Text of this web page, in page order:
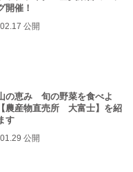
開催！
公開
の恵み 旬の野菜を食べよ
農産物直売所 大富士】を紹
す
公開